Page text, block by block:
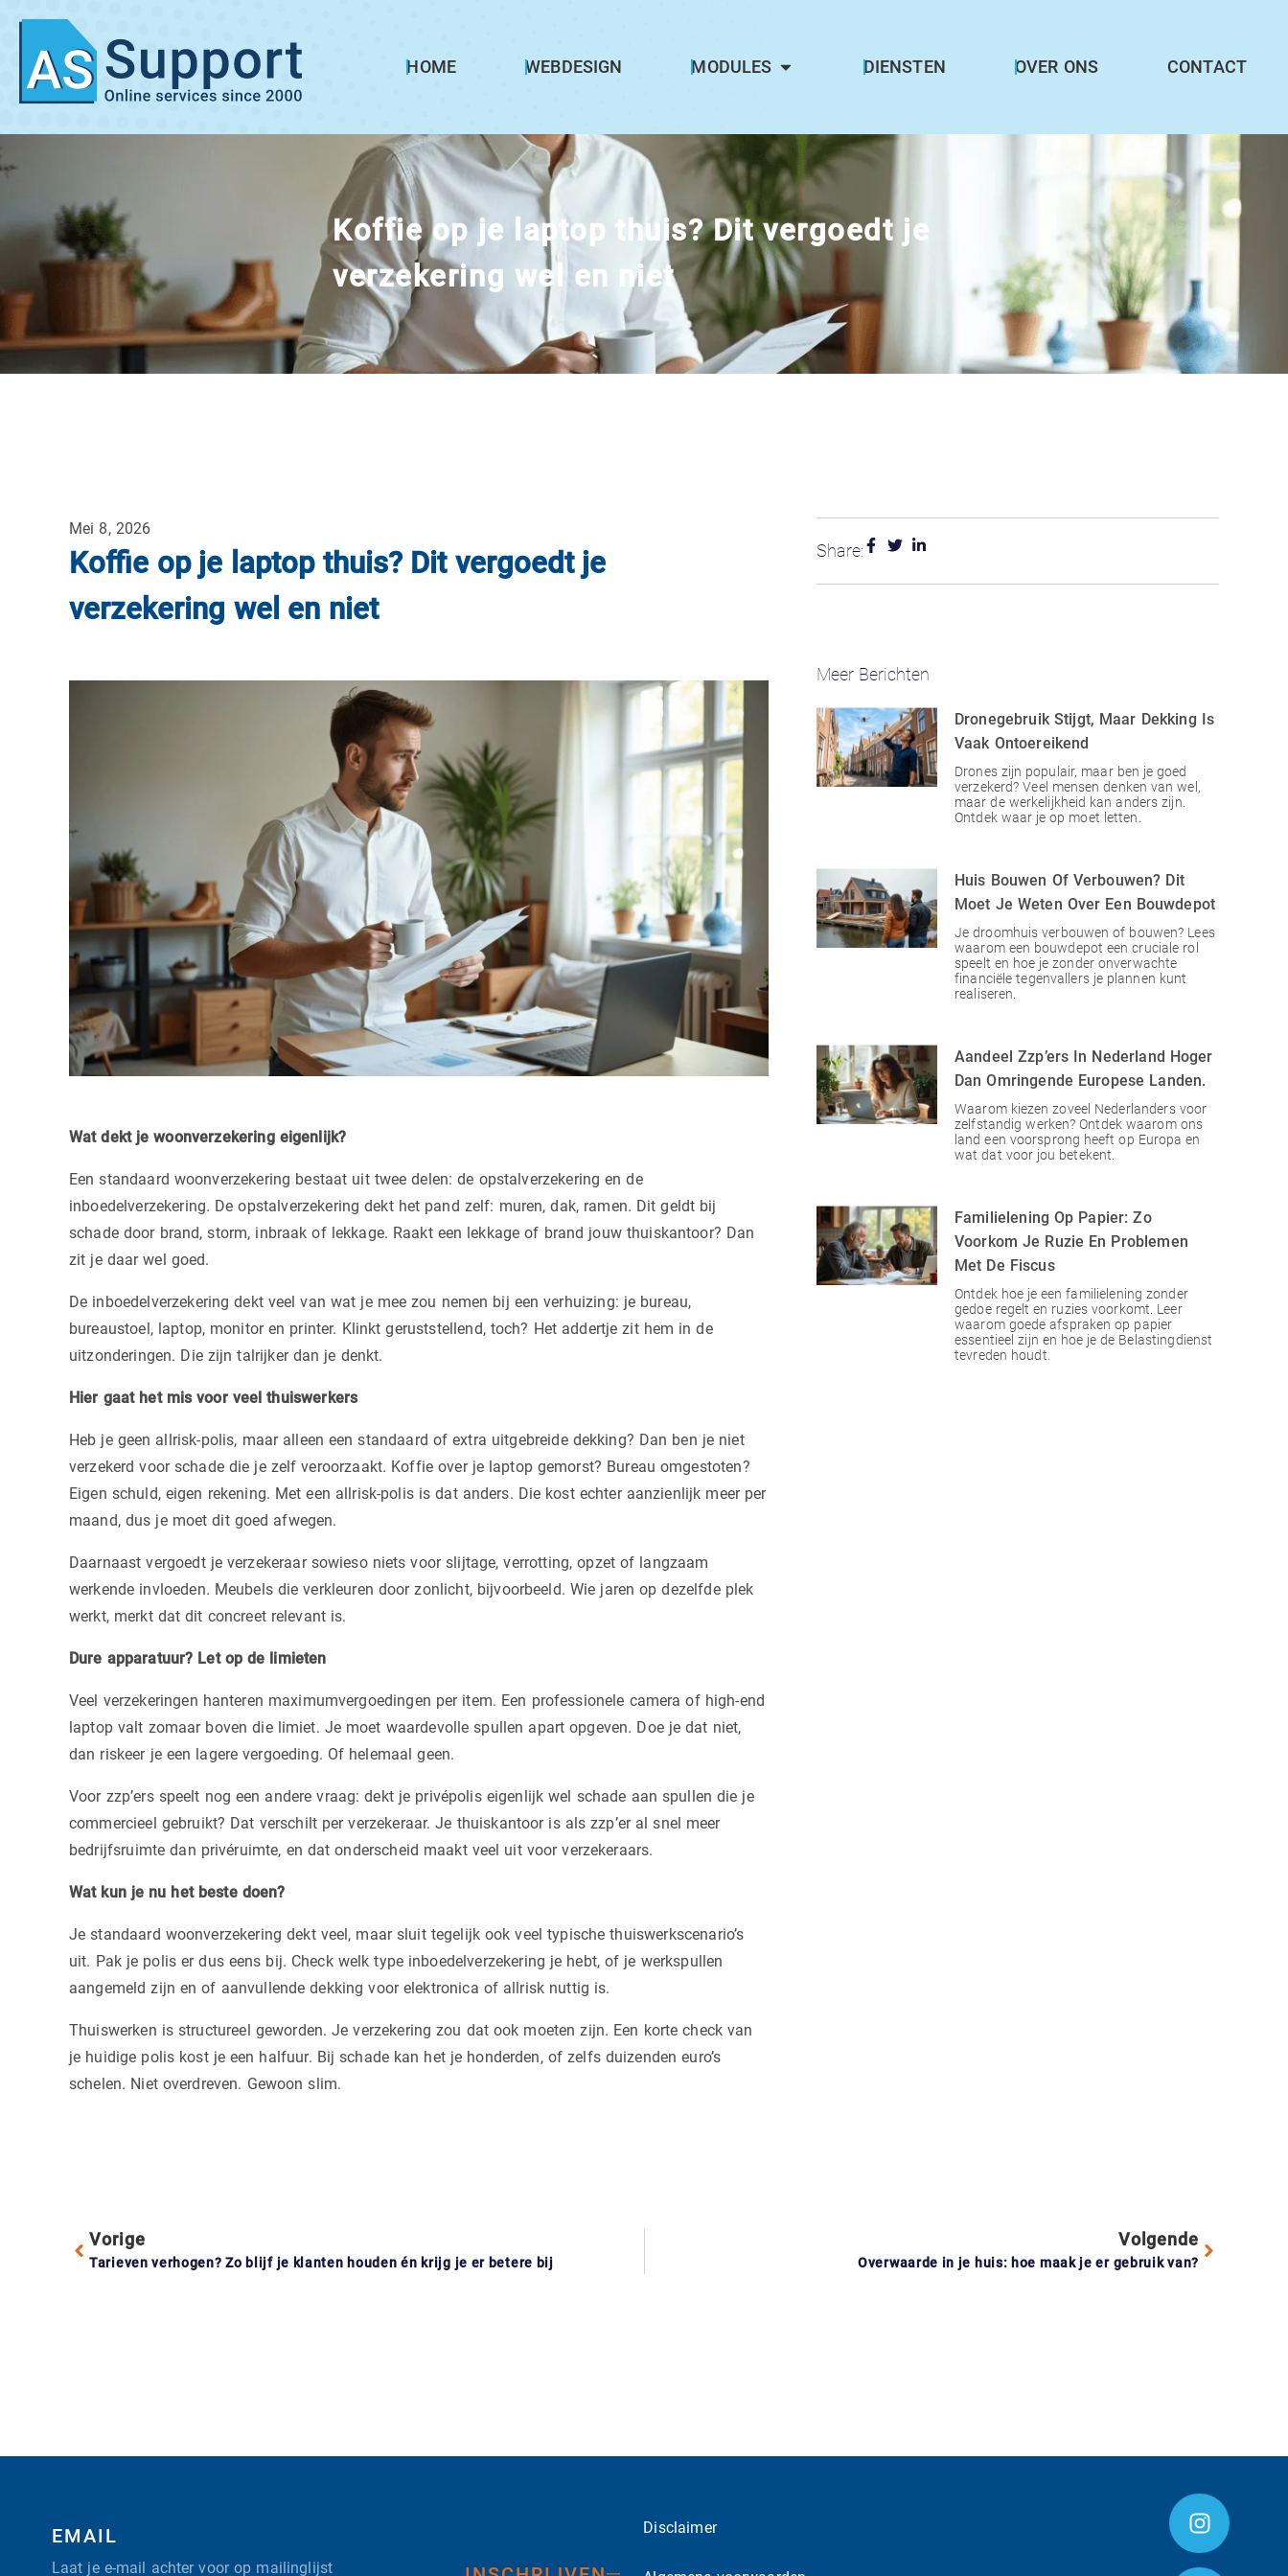
HOME WEBDESIGN MODULES DIENSTEN OVER ONS CONTACT
Koffie op je laptop thuis? Dit vergoedt je
verzekering wel en niet
Mei 8, 2026
Koffie op je laptop thuis? Dit vergoedt je
verzekering wel en niet
Wat dekt je woonverzekering eigenlijk?
Een standaard woonverzekering bestaat uit twee delen: de opstalverzekering en de
inboedelverzekering. De opstalverzekering dekt het pand zelf: muren, dak, ramen. Dit geldt bij
schade door brand, storm, inbraak of lekkage. Raakt een lekkage of brand jouw thuiskantoor? Dan
zit je daar wel goed.
De inboedelverzekering dekt veel van wat je mee zou nemen bij een verhuizing: je bureau,
bureaustoel, laptop, monitor en printer. Klinkt geruststellend, toch? Het addertje zit hem in de
uitzonderingen. Die zijn talrijker dan je denkt.
Hier gaat het mis voor veel thuiswerkers
Heb je geen allrisk-polis, maar alleen een standaard of extra uitgebreide dekking? Dan ben je niet
verzekerd voor schade die je zelf veroorzaakt. Koffie over je laptop gemorst? Bureau omgestoten?
Eigen schuld, eigen rekening. Met een allrisk-polis is dat anders. Die kost echter aanzienlijk meer per
maand, dus je moet dit goed afwegen.
Daarnaast vergoedt je verzekeraar sowieso niets voor slijtage, verrotting, opzet of langzaam
werkende invloeden. Meubels die verkleuren door zonlicht, bijvoorbeeld. Wie jaren op dezelfde plek
werkt, merkt dat dit concreet relevant is.
Dure apparatuur? Let op de limieten
Veel verzekeringen hanteren maximumvergoedingen per item. Een professionele camera of high-end
laptop valt zomaar boven die limiet. Je moet waardevolle spullen apart opgeven. Doe je dat niet,
dan riskeer je een lagere vergoeding. Of helemaal geen.
Voor zzp’ers speelt nog een andere vraag: dekt je privépolis eigenlijk wel schade aan spullen die je
commercieel gebruikt? Dat verschilt per verzekeraar. Je thuiskantoor is als zzp’er al snel meer
bedrijfsruimte dan privéruimte, en dat onderscheid maakt veel uit voor verzekeraars.
Wat kun je nu het beste doen?
Je standaard woonverzekering dekt veel, maar sluit tegelijk ook veel typische thuiswerkscenario’s
uit. Pak je polis er dus eens bij. Check welk type inboedelverzekering je hebt, of je werkspullen
aangemeld zijn en of aanvullende dekking voor elektronica of allrisk nuttig is.
Thuiswerken is structureel geworden. Je verzekering zou dat ook moeten zijn. Een korte check van
je huidige polis kost je een halfuur. Bij schade kan het je honderden, of zelfs duizenden euro’s
schelen. Niet overdreven. Gewoon slim.
Share:
Meer Berichten
Dronegebruik Stijgt, Maar Dekking Is
Vaak Ontoereikend
Drones zijn populair, maar ben je goed
verzekerd? Veel mensen denken van wel,
maar de werkelijkheid kan anders zijn.
Ontdek waar je op moet letten.
Huis Bouwen Of Verbouwen? Dit
Moet Je Weten Over Een Bouwdepot
Je droomhuis verbouwen of bouwen? Lees
waarom een bouwdepot een cruciale rol
speelt en hoe je zonder onverwachte
financiële tegenvallers je plannen kunt
realiseren.
Aandeel Zzp’ers In Nederland Hoger
Dan Omringende Europese Landen.
Waarom kiezen zoveel Nederlanders voor
zelfstandig werken? Ontdek waarom ons
land een voorsprong heeft op Europa en
wat dat voor jou betekent.
Familielening Op Papier: Zo
Voorkom Je Ruzie En Problemen
Met De Fiscus
Ontdek hoe je een familielening zonder
gedoe regelt en ruzies voorkomt. Leer
waarom goede afspraken op papier
essentieel zijn en hoe je de Belastingdienst
tevreden houdt.
Vorige
Tarieven verhogen? Zo blijf je klanten houden én krijg je er betere bij
Volgende
Overwaarde in je huis: hoe maak je er gebruik van?
EMAIL
Disclaimer